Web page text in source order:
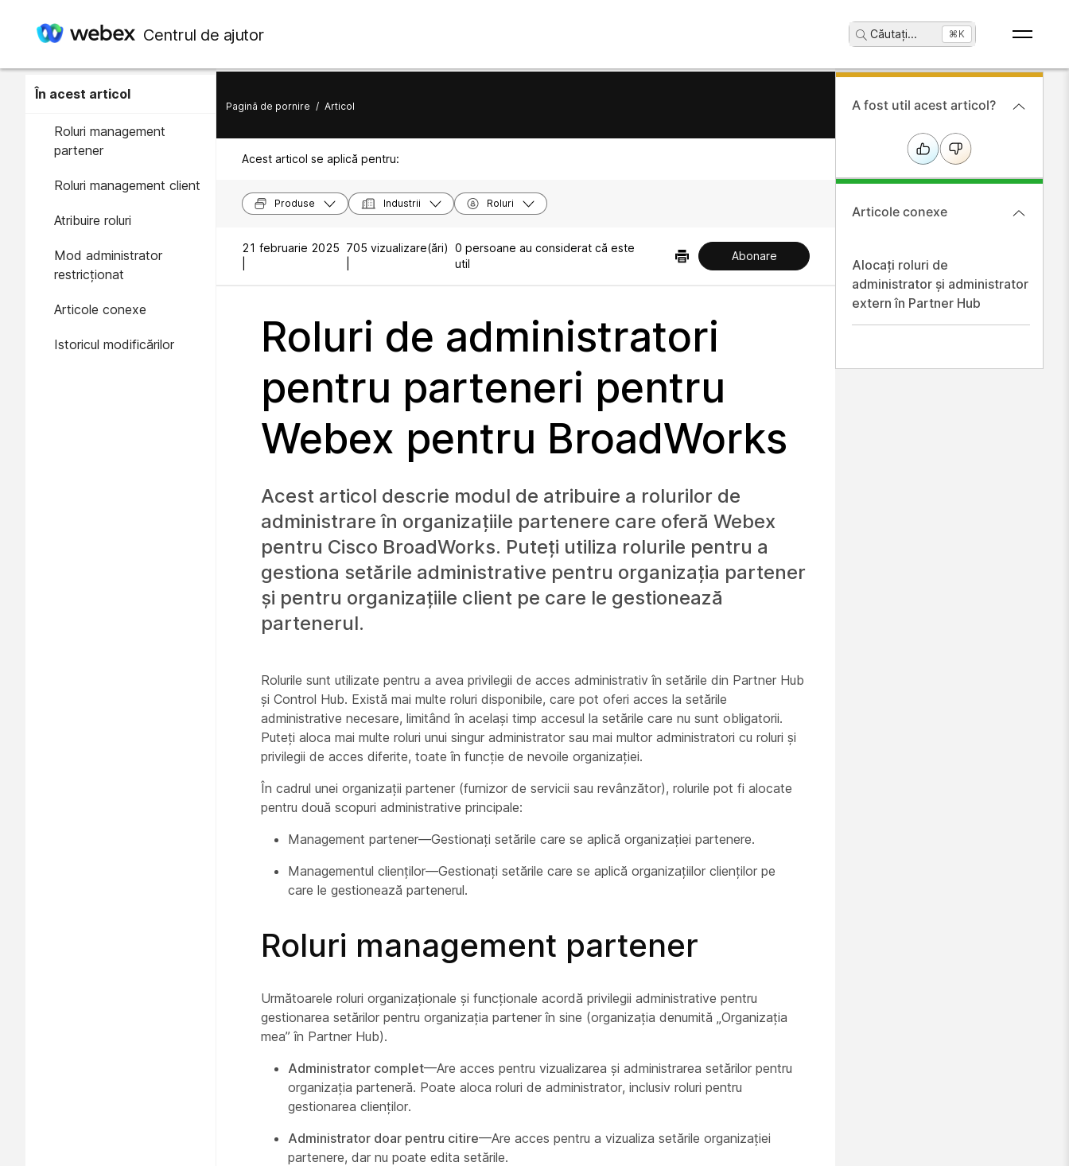
Centrul de ajutor Căutați... ⌘K
În acest articol
Roluri management
partener
Roluri management client
Atribuire roluri
Mod administrator
restricționat
Articole conexe
Istoricul modificărilor
Pagină de pornire / Articol
Acest articol se aplică pentru:
Produse Industrii Roluri
21 februarie 2025 705 vizualizare(ări) 0 persoane au considerat că este
util
Abonare
Roluri de administratori
pentru parteneri pentru
Webex pentru BroadWorks
Acest articol descrie modul de atribuire a rolurilor de
administrare în organizațiile partenere care oferă Webex
pentru Cisco BroadWorks. Puteți utiliza rolurile pentru a
gestiona setările administrative pentru organizația partener
și pentru organizațiile client pe care le gestionează
partenerul.
Rolurile sunt utilizate pentru a avea privilegii de acces administrativ în setările din Partner Hub
și Control Hub. Există mai multe roluri disponibile, care pot oferi acces la setările
administrative necesare, limitând în același timp accesul la setările care nu sunt obligatorii.
Puteți aloca mai multe roluri unui singur administrator sau mai multor administratori cu roluri și
privilegii de acces diferite, toate în funcție de nevoile organizației.
În cadrul unei organizații partener (furnizor de servicii sau revânzător), rolurile pot fi alocate
pentru două scopuri administrative principale:
Management partener—Gestionați setările care se aplică organizației partenere.
Managementul clienților—Gestionați setările care se aplică organizațiilor clienților pe
care le gestionează partenerul.
Roluri management partener
Următoarele roluri organizaționale și funcționale acordă privilegii administrative pentru
gestionarea setărilor pentru organizația partener în sine (organizația denumită „Organizația
mea” în Partner Hub).
Administrator complet—Are acces pentru vizualizarea și administrarea setărilor pentru
organizația parteneră. Poate aloca roluri de administrator, inclusiv roluri pentru
gestionarea clienților.
Administrator doar pentru citire—Are acces pentru a vizualiza setările organizației
partenere, dar nu poate edita setările.
A fost util acest articol?
Articole conexe
Alocați roluri de
administrator și administrator
extern în Partner Hub